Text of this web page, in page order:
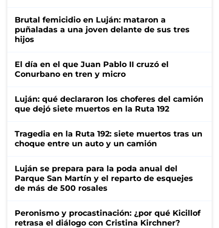
Brutal femicidio en Luján: mataron a
puñaladas a una joven delante de sus tres
hijos
El día en el que Juan Pablo II cruzó el
Conurbano en tren y micro
Luján: qué declararon los choferes del camión
que dejó siete muertos en la Ruta 192
Tragedia en la Ruta 192: siete muertos tras un
choque entre un auto y un camión
Luján se prepara para la poda anual del
Parque San Martín y el reparto de esquejes
de más de 500 rosales
Peronismo y procastinación: ¿por qué Kicillof
retrasa el diálogo con Cristina Kirchner?